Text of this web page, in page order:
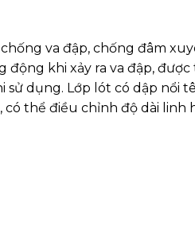
va đập, chống đâm
khi xảy ra va đập,
dụng. Lớp lót có dập nổi
thể điều chỉnh độ dài linh